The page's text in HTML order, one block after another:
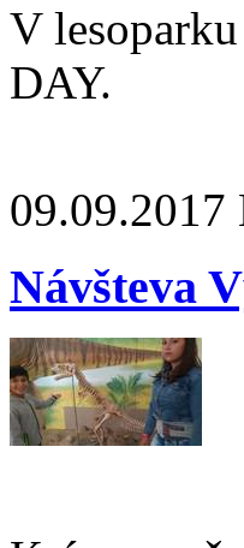
V
DAY.
09.09.2017
Návšteva